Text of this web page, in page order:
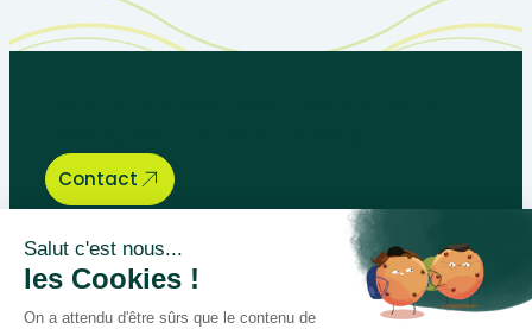
Contact
Bégénat
Level of education
News